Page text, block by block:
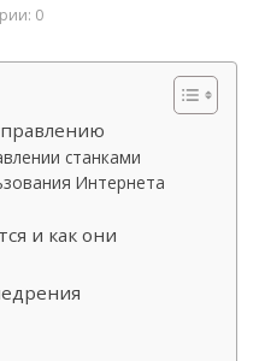
0
станками
Интернета
и как они